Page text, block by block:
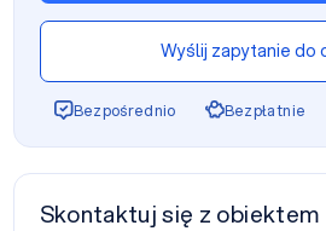
Wyślij zapytanie do
Bezpośrednio Bezpłatnie
Skontaktuj się z obiektem